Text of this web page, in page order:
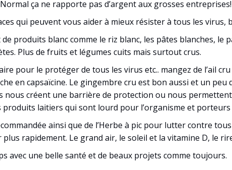
ça ne rapporte pas d’argent aux grosses entreprises!
qui peuvent vous aider à mieux résister à tous les
produits blanc comme le riz blanc, les pâtes blanches, le
Plus de fruits et légumes cuits mais surtout crus.
pour le protéger de tous les virus etc.. mangez de l’ail
en capsaïcine. Le gingembre cru est bon aussi et un peu
nous créent une barrière de protection ou nous
laitiers qui sont lourd pour l’organisme et porteurs
ainsi que de l’Herbe à pic pour lutter contre
rapidement. Le grand air, le soleil et la vitamine D, le
avec une belle santé et de beaux projets comme toujours.